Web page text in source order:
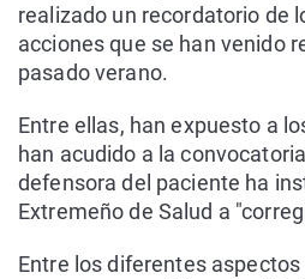
realizado un recordatorio de
acciones que se han venido
pasado verano.
Entre ellas, han expuesto a
han acudido a la
defensora del paciente ha
Extremeño de Salud a
Entre los diferentes